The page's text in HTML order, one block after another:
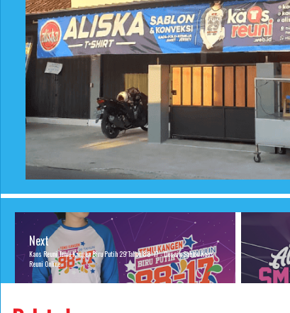
Next
Kaos Reuni Temu Kangen Biru Putih 29 Tahun 88-17 - Desain Sablon Kaos
Reuni Online